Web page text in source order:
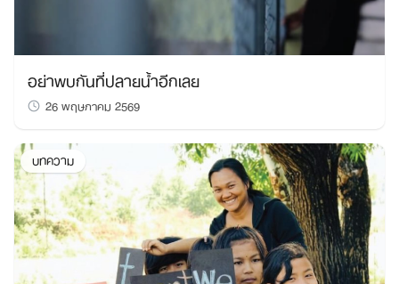
อย่าพบกันที่ปลายน้ำอีกเลย
26 พฤษภาคม 2569
บทความ